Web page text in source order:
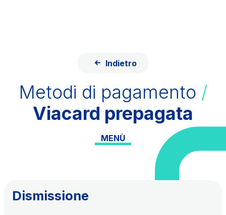
Chi siamo
Rete
Lavora con noi
Sostenibilità
Indietro
Metodi di pagamento /
Viacard prepagata
MENÙ
Dismissione